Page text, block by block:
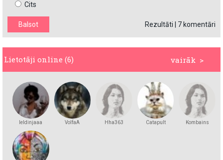
Cits
Rezultāti 7 komentāri
vairāk >
Lietotāji online (6)
leldinjaaa VolfaA Hha363 Catapult Kombains